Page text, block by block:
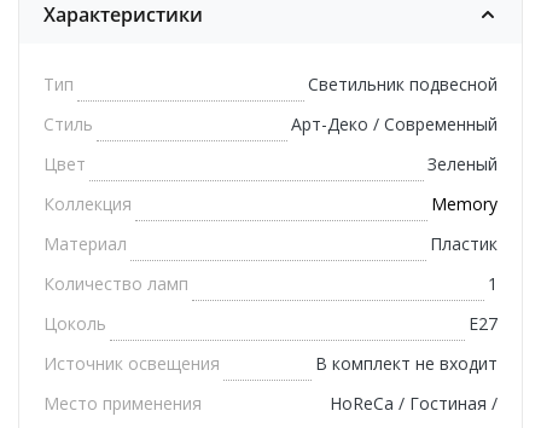
Характеристики
Тип
Светильник подвесной
Стиль
Арт-Деко / Современный
Цвет
Зеленый
Коллекция
Memory
Материал
Пластик
Количество ламп
1
Цоколь
E27
Источник освещения
В комплект не входит
Место применения
HoReCa / Гостиная /